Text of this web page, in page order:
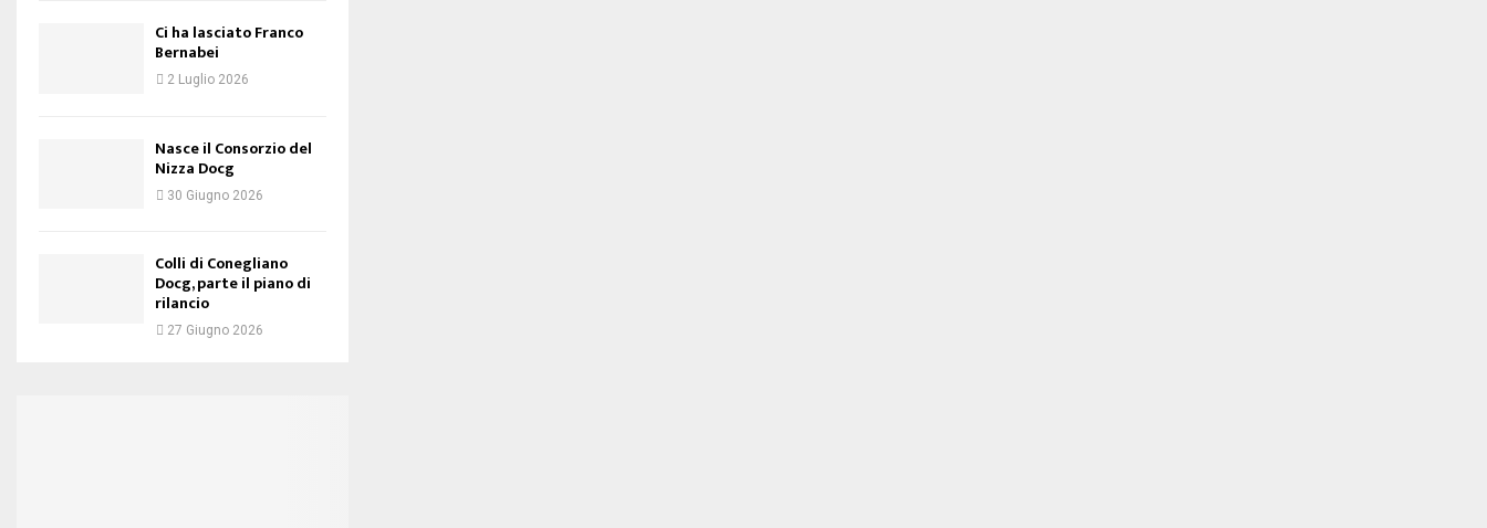
Ci ha lasciato Franco
Bernabei
2 Luglio 2026
Nasce il Consorzio del
Nizza Docg
30 Giugno 2026
Colli di Conegliano
Docg, parte il piano di
rilancio
27 Giugno 2026